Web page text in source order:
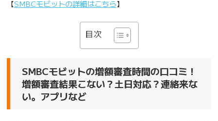
【SMBCモビットの詳細はこちら】
目次
SMBCモビットの増額審査時間の口コミ！
増額審査結果こない？土日対応？連絡来な
い。アプリなど